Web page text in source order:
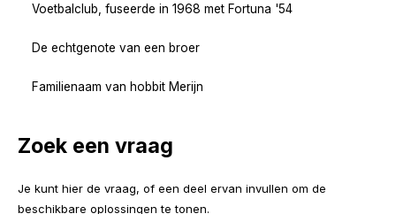
Voetbalclub, fuseerde in 1968 met Fortuna '54
De echtgenote van een broer
Familienaam van hobbit Merijn
Zoek een vraag
Je kunt hier de vraag, of een deel ervan invullen om de
beschikbare oplossingen te tonen.